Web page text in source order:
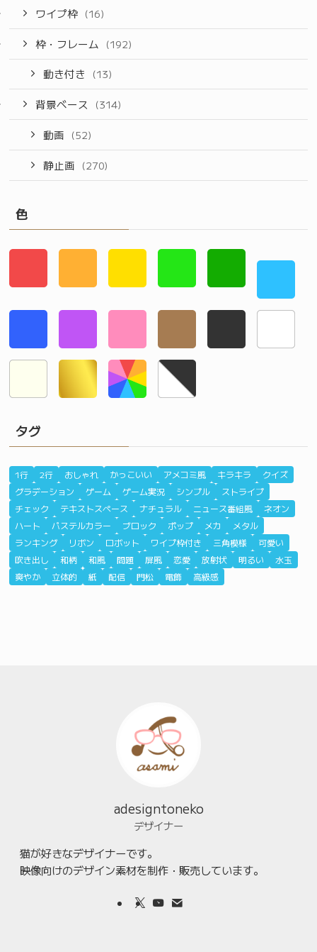
ワイプ枠 (16)
枠・フレーム (192)
動き付き (13)
背景ベース (314)
動画 (52)
静止画 (270)
色
タグ
1行 2行 おしゃれ かっこいい アメコミ風 キラキラ
クイズ
グラデーション
ゲーム ゲーム実況 シンプル
ストライプ
チェック
テキストスペース ナチュラル ニュース番組風
ネオン
ハート
パステルカラー ブロック ポップ メカ
メタル
ランキング
リボン ロボット ワイプ枠付き 三角模様
可愛い
吹き出し
和柄 和風 問題 屏風 恋愛 放射状 明るい
水玉
爽やか
立体的 紙 配信 門松 電飾 高級感
adesigntoneko
デザイナー
猫が好きなデザイナーです。
映像向けのデザイン素材を制作・販売しています。